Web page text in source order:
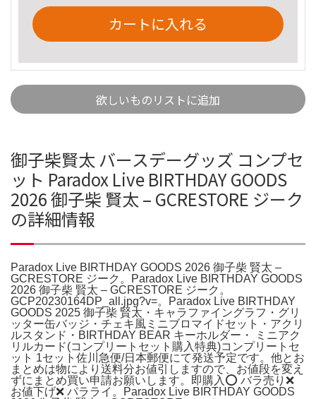
カートに入れる
欲しいものリストに追加
御子柴賢太 バースデーグッズ コンプセ
ット Paradox Live BIRTHDAY GOODS
2026 御子柴 賢太 – GCRESTORE ジーク
の詳細情報
Paradox Live BIRTHDAY GOODS 2026 御子柴 賢太 –
GCRESTORE ジーク。Paradox Live BIRTHDAY GOODS
2026 御子柴 賢太 – GCRESTORE ジーク。
GCP20230164DP_all.jpg?v=。Paradox Live BIRTHDAY
GOODS 2025 御子柴 賢太・キャラファイングラフ・グリ
ッター缶バッジ・チェキ風ミニブロマイドセット・アクリ
ルスタンド・BIRTHDAY BEAR キーホルダー・ ミニアク
リルカード(コンプリートセット購入特典)コンプリートセ
ット 1セット佐川急便/日本郵便にて発送予定です。他とお
まとめは物により送料分お値引しますので、お値段を変え
ずにまとめ買い申請お願いします。即購入️⭕️ バラ売り❌
お値下げ❌ パラライ。Paradox Live BIRTHDAY GOODS